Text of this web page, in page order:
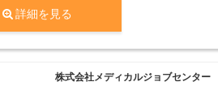
詳細を見る
株式会社メディカルジョブセンター